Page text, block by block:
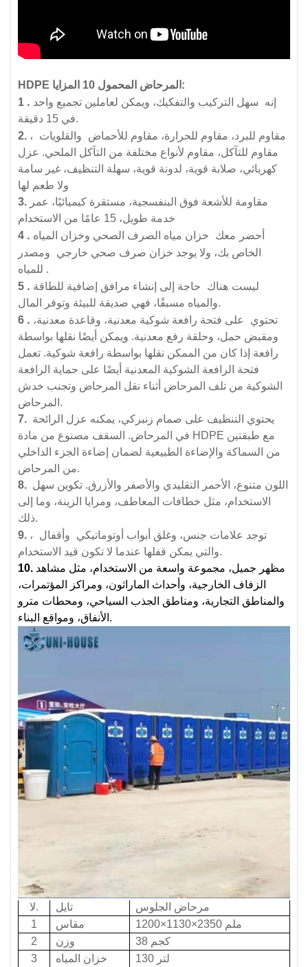
HDPE المرحاض المحمول 10 المزايا:
1 . إنه
سهل التركيب والتفكيك، ويمكن لعاملين تجميع واحد
في 15 دقيقة.
2.
مقاوم للبرد، مقاوم للحرارة، مقاوم للأحماض والقلويات
،
مقاوم للتآكل، مقاوم لأنواع مختلفة من التآكل الملحي. عزل
كهربائي، صلابة قوية، لدونة قوية، سهلة التنظيف، غير سامة
ولا طعم لها
3.
خدمة طويل، 15 عامًا من الاستخدام
4 . أحضر معك
خزان مياه الصرف الصحي وخزان المياه
الخاص بك، ولا يوجد خزان صرف صحي خارجي
ومصدر
للمياه.
5 . ليست هناك
حاجة إلى إنشاء مرافق إضافية للطاقة
والمياه مسبقًا، فهي صديقة للبيئة وتوفر المال.
6 . تحتوي
على فتحة رافعة شوكية معدنية، وقاعدة معدنية،
ومقبض حمل، وحلقة رفع معدنية. ويمكن أيضًا نقلها بواسطة
رافعة إذا كان من الممكن نقلها بواسطة رافعة شوكية. تعمل
فتحة الرافعة الشوكية المعدنية أيضًا على حماية الرافعة
الشوكية من تلف المرحاض أثناء نقل المرحاض وتجنب خدش
المرحاض.
7.
في المرحاض. السقف مصنوع من مادة HDPE مع طبقتين
من السماكة والإضاءة الطبيعية لضمان إضاءة الجزء الداخلي
من المرحاض.
8.
الاستخدام، مثل خطافات المعاطف، ومرايا الزينة، وما إلى
ذلك.
9.
توجد علامات جنس، وغلق أبواب أوتوماتيكي وأقفال
،
والتي يمكن قفلها عندما لا تكون قيد الاستخدام.
10.
الزفاف الخارجية، وأحداث الماراثون، ومراكز المؤتمرات،
والمناطق التجارية، ومناطق الجذب السياحي، ومحطات مترو
الأنفاق، ومواقع البناء.
لا. تايل
مرحاض الجلوس
1
مقاس
1200×1130×2350 ملم
2
وزن
38 كجم
3
خزان المياه 130 لتر